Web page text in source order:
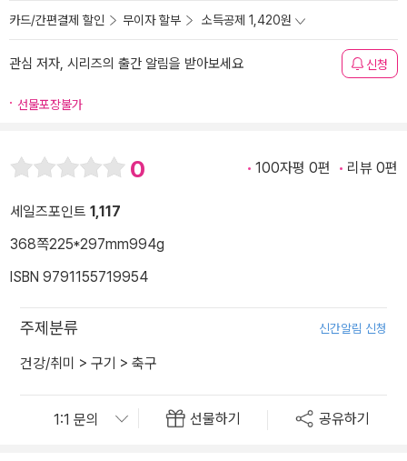
카드/간편결제 할인 무이자 할부 소득공제 1,420원
관심 저자, 시리즈의 출간 알림을 받아보세요 신청
선물포장불가
0 100자평 0편 리뷰 0편
세일즈포인트 1,117
368쪽225*297mm994g
ISBN 9791155719954
주제분류 신간알림 신청
건강/취미 > 구기 > 축구
선물하기 공유하기